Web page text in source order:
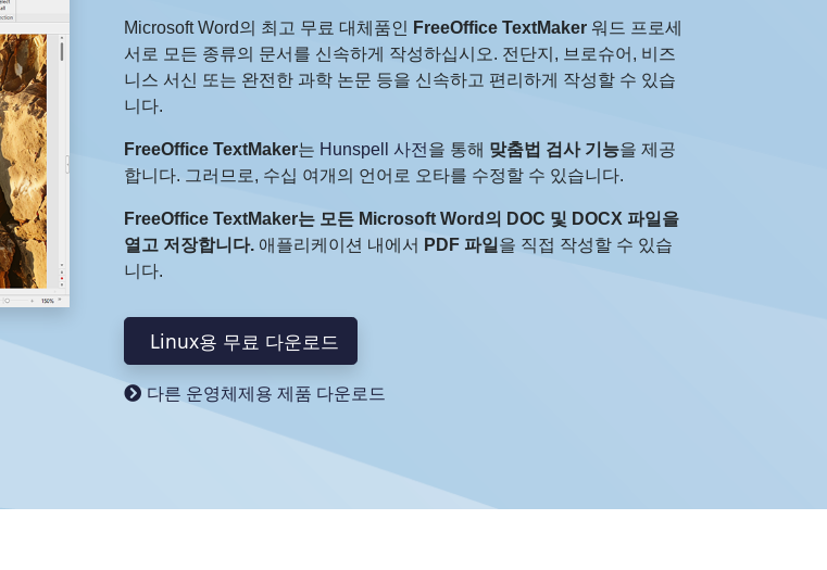
Microsoft Word의 최고 무료 대체품인 FreeOffice TextMaker 워드 프로세
서로 모든 종류의 문서를 신속하게 작성하십시오. 전단지, 브로슈어, 비즈
니스 서신 또는 완전한 과학 논문 등을 신속하고 편리하게 작성할 수 있습
니다.
FreeOffice TextMaker는 Hunspell 사전 을 통해 맞춤법 검사 기능을 제공
합니다. 그러므로, 수십 여개의 언어로 오타를 수정할 수 있습니다.
FreeOffice TextMaker는 모든 Microsoft Word의 DOC 및 DOCX 파일을
열고 저장합니다. 애플리케이션 내에서 PDF 파일 을 직접 작성할 수 있습
니다.
Linux용 무료 다운로드
다른 운영체제용 제품 다운로드